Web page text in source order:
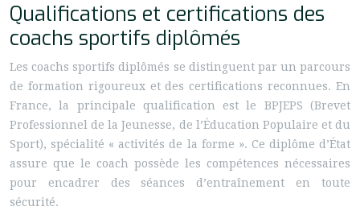
Qualifications et certifications des
coachs sportifs diplômés
Les coachs sportifs diplômés se distinguent par un parcours
de formation rigoureux et des certifications reconnues. En
France, la principale qualification est le BPJEPS (Brevet
Professionnel de la Jeunesse, de l’Éducation Populaire et du
Sport), spécialité « activités de la forme ». Ce diplôme d’État
assure que le coach possède les compétences nécessaires
pour encadrer des séances d’entraînement en toute
sécurité.